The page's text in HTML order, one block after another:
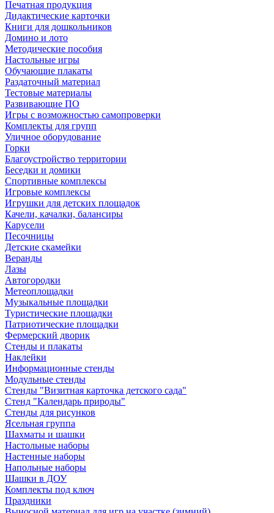
Печатная продукция
Дидактические карточки
Книги для дошкольников
Домино и лото
Методические пособия
Настольные игры
Обучающие плакаты
Раздаточный материал
Тестовые материалы
Развивающие ПО
Игры с возможностью самопроверки
Комплекты для групп
Уличное оборудование
Горки
Благоустройство территории
Беседки и домики
Спортивные комплексы
Игровые комплексы
Игрушки для детских площадок
Качели, качалки, балансиры
Карусели
Песочницы
Детские скамейки
Веранды
Лазы
Автогородки
Метеоплощадки
Музыкальные площадки
Туристические площадки
Патриотические площадки
Фермерский дворик
Стенды и плакаты
Наклейки
Информационные стенды
Модульные стенды
Стенды "Визитная карточка детского сада"
Стенд "Календарь природы"
Стенды для рисунков
Ясельная группа
Шахматы и шашки
Настольные наборы
Настенные наборы
Напольные наборы
Шашки в ДОУ
Комплекты под ключ
Праздники